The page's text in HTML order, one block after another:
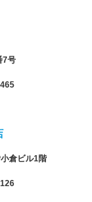
7号
倉ビル1階